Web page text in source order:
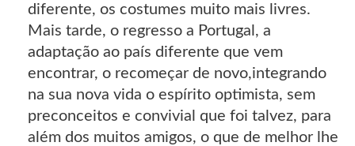
diferente, os costumes muito mais livres.
Mais tarde, o regresso a Portugal, a
adaptação ao país diferente que vem
encontrar, o recomeçar de novo,integrando
na sua nova vida o espírito optimista, sem
preconceitos e convivial que foi talvez, para
além dos muitos amigos, o que de melhor lhe